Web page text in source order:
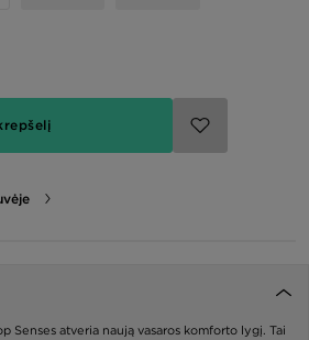
Senses atveria naują vasaros komforto lygį. Tai